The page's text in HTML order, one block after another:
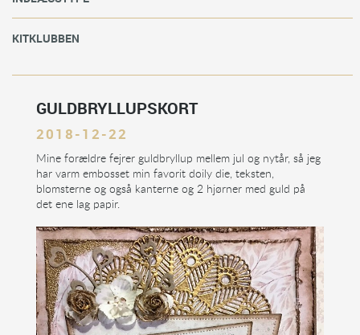
KITKLUBBEN
GULDBRYLLUPSKORT
2018-12-22
Mine forældre fejrer guldbryllup mellem jul og nytår, så jeg
har varm embosset min favorit doily die, teksten,
blomsterne og også kanterne og 2 hjørner med guld på
det ene lag papir.